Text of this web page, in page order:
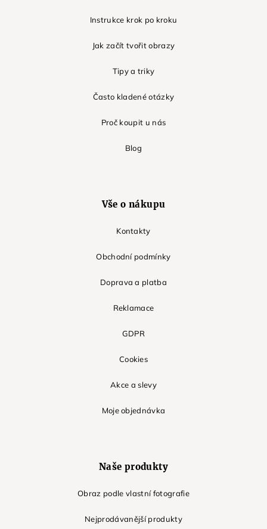
Instrukce krok po kroku
Jak začít tvořit obrazy
Tipy a triky
Často kladené otázky
Proč koupit u nás
Blog
Vše o nákupu
Kontakty
Obchodní podmínky
Doprava a platba
Reklamace
GDPR
Cookies
Akce a slevy
Moje objednávka
Naše produkty
Obraz podle vlastní fotografie
Nejprodávanější produkty